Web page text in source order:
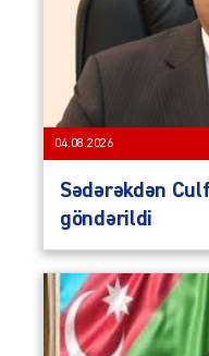
04.08.2026
Sədərəkdən
göndərildi